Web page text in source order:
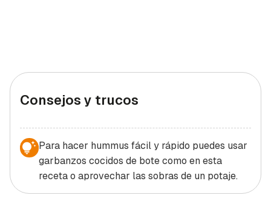
Consejos y trucos
Para hacer hummus fácil y rápido puedes usar
garbanzos cocidos de bote como en esta
receta o aprovechar las sobras de un potaje.